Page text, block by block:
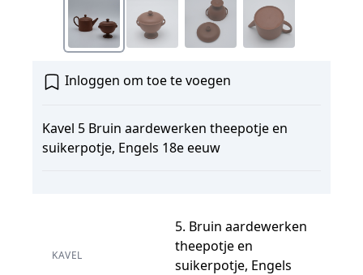
Inloggen om toe te voegen
Kavel 5 Bruin aardewerken theepotje en
suikerpotje, Engels 18e eeuw
KAVEL
5. Bruin aardewerken
theepotje en
suikerpotje, Engels